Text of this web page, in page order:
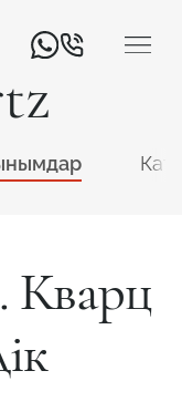
Кварц